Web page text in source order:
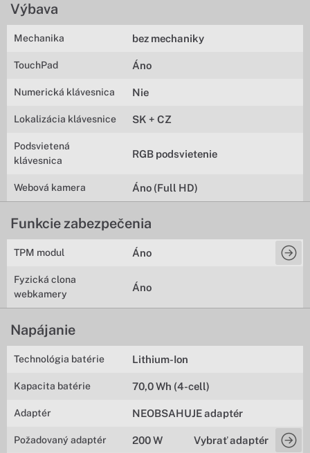
Výbava
Mechanika bez mechaniky
TouchPad Áno
Numerická klávesnica Nie
Lokalizácia klávesnice SK + CZ
Podsvietená
klávesnica
RGB podsvietenie
Webová kamera Áno (Full HD)
Funkcie zabezpečenia
TPM modul Áno
Fyzická clona
webkamery
Áno
Napájanie
Technológia batérie Lithium-Ion
Kapacita batérie 70,0 Wh (4-cell)
Adaptér NEOBSAHUJE adaptér
Požadovaný adaptér 200 W Vybrať adaptér